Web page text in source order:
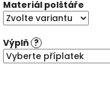
Materiál polštáře
Výplň ?